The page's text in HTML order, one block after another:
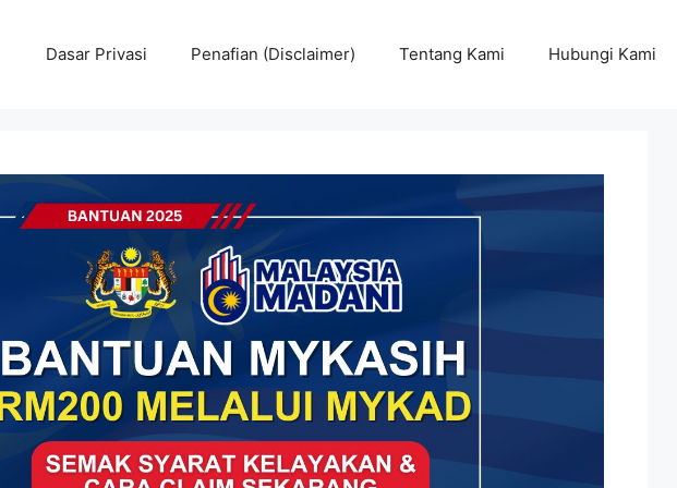
Dasar Privasi Penafian (Disclaimer) Tentang Kami Hubungi Kami